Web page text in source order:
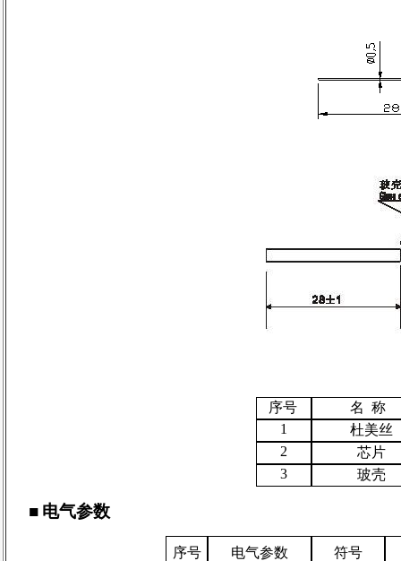
序号
名 称
1
杜美丝
2
芯片
3
玻壳
■ 电气参数
序号 电气参数 符号